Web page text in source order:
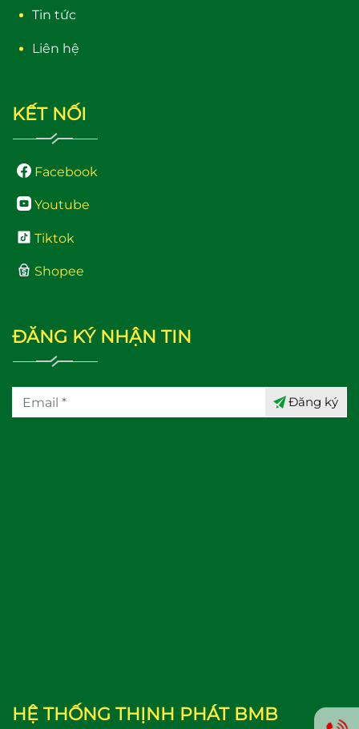
Tin tức
Liên hệ
KẾT NỐI
Facebook
Youtube
Tiktok
Shopee
ĐĂNG KÝ NHẬN TIN
Đăng ký
HỆ THỐNG THỊNH PHÁT BMB